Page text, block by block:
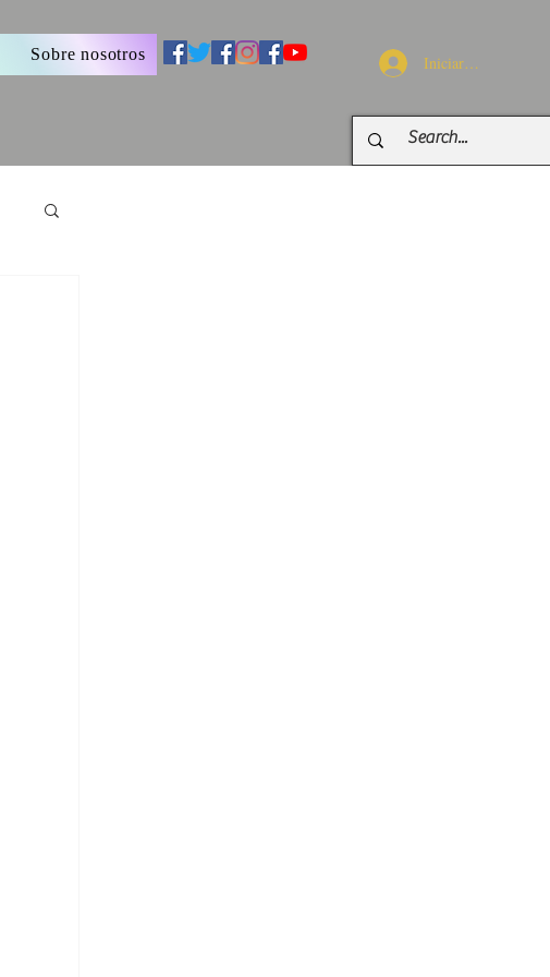
Sobre nosotros Iniciar sesión